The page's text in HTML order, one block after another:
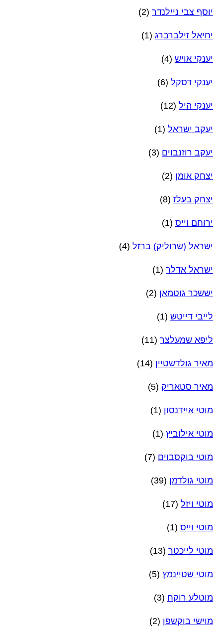
יוסף צבי ניילנדר (2)
יחיאל זילברברג (1)
יענקי אויש (4)
יענקי דסקל (6)
יענקי היל (12)
יעקב ישראל (1)
יעקב רוזנבוים (3)
יצחק אומן (2)
יצחק בעלז (8)
ירוחם וייס (1)
ישראל (שרוליק) ברזל (4)
ישראל אדלר (1)
יששכר גוטמאן (2)
לייבי דייטש (1)
ליפא שמעלצר (11)
מאיר גולדשטיין (14)
מאיר סטאריק (5)
מוטי איידנסון (1)
מוטי אילוביץ (1)
מוטי בוקסבוים (7)
מוטי גולדמן (39)
מוטי ויזל (17)
מוטי וייס (1)
מוטי לייכטר (13)
מוטי שטיינמץ (5)
מוטלע רוקח (3)
מוישי בוקשפן (2)